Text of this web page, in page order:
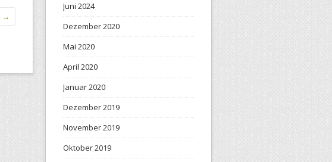
→
Juni 2024
Dezember 2020
Mai 2020
April 2020
Januar 2020
Dezember 2019
November 2019
Oktober 2019